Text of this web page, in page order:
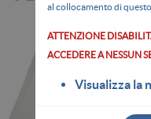
al collocamento di
ATTENZIONE
ACCEDERE A NESSUN
Visualizza la